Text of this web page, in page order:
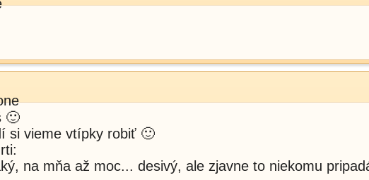
🙂
si vieme vtípky robiť 🙂
na mňa až moc... desivý, ale zjavne to niekomu